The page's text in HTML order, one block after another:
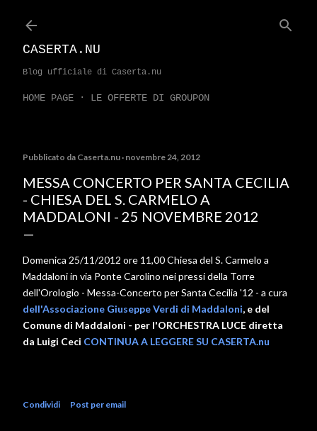
CASERTA.NU
Blog ufficiale di Caserta.nu
HOME PAGE LE OFFERTE DI GROUPON
Pubblicato da Caserta.nu novembre 24, 2012
MESSA CONCERTO PER SANTA CECILIA
- CHIESA DEL S. CARMELO A
MADDALONI - 25 NOVEMBRE 2012
Domenica 25/11/2012 ore 11,00 Chiesa del S. Carmelo a
Maddaloni in via Ponte Carolino nei pressi della Torre
dell'Orologio - Messa-Concerto per Santa Cecilia '12 - a cura
dell'Associazione Giuseppe Verdi di Maddaloni, e del
Comune di Maddaloni - per l'ORCHESTRA LUCE diretta
da Luigi Ceci CONTINUA A LEGGERE SU CASERTA.nu
Condividi Post per email